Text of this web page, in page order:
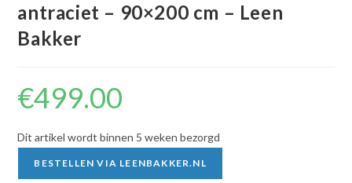
antraciet – 90×200 cm – Leen
Bakker
€499.00
Dit artikel wordt binnen 5 weken bezorgd
BESTELLEN VIA LEENBAKKER.NL